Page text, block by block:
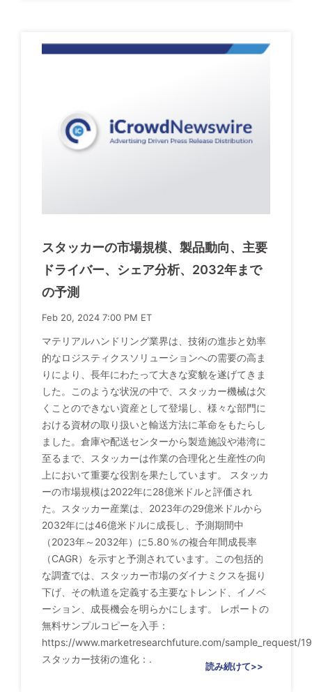
スタッカーの市場規模、製品動向、主要
ドライバー、シェア分析、2032年まで
の予測
Feb 20, 2024 7:00 PM ET
マテリアルハンドリング業界は、技術の進歩と効率
的なロジスティクスソリューションへの需要の高ま
りにより、長年にわたって大きな変貌を遂げてきま
した。このような状況の中で、スタッカー機械は欠
くことのできない資産として登場し、様々な部門に
おける資材の取り扱いと輸送方法に革命をもたらし
ました。倉庫や配送センターから製造施設や港湾に
至るまで、スタッカーは作業の合理化と生産性の向
上において重要な役割を果たしています。 スタッカ
ーの市場規模は2022年に28億米ドルと評価され
た。スタッカー産業は、2023年の29億米ドルから
2032年には46億米ドルに成長し、予測期間中
（2023年～2032年）に5.80％の複合年間成長率
（CAGR）を示すと予測されています。この包括的
な調査では、スタッカー市場のダイナミクスを掘り
下げ、その軌道を定義する主要なトレンド、イノベ
ーション、成長機会を明らかにします。 レポートの
無料サンプルコピーを入手：
https://www.marketresearchfuture.com/sample_request/
スタッカー技術の進化：.
読み続けて>>